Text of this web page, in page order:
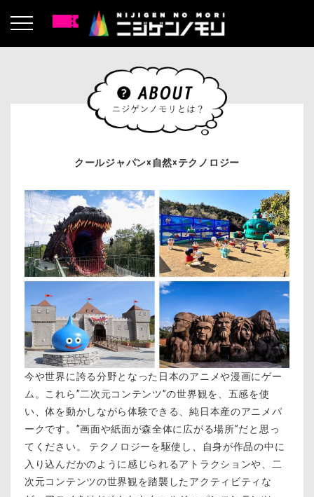
クールジャパン×自然×テクノロジー
今や世界に誇る分野となった日本のアニメや漫画にゲー
ム。これら”二次元コンテンツ”の世界観を、五感を使
い、体を動かしながら体験できる、純日本産のアニメパ
ークです。”画面や紙面が森全体に広がる場所”だと思っ
てください。 テクノロジーを駆使し、自身が作品の中に
入り込んだかのように感じられるアトラクションや、二
次元コンテンツの世界観を踏襲したアクティビティな